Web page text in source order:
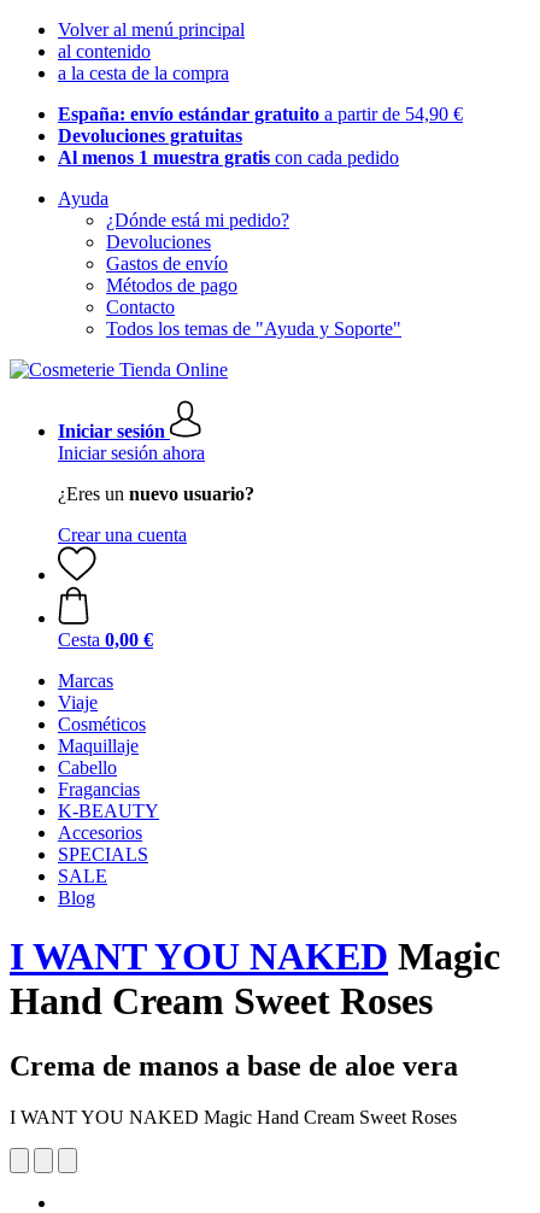
Volver al menú principal
al contenido
a la cesta de la compra
España: envío estándar gratuito a partir de 54,90 €
Devoluciones gratuitas
Al menos 1 muestra gratis con cada pedido
Ayuda
¿Dónde está mi pedido?
Devoluciones
Gastos de envío
Métodos de pago
Contacto
Todos los temas de "Ayuda y Soporte"
Iniciar sesión
Iniciar sesión ahora
¿Eres un nuevo usuario?
Crear una cuenta
Cesta 0,00 €
Marcas
Viaje
Cosméticos
Maquillaje
Cabello
Fragancias
K-BEAUTY
Accesorios
SPECIALS
SALE
Blog
I WANT YOU NAKED Magic
Hand Cream Sweet Roses
Crema de manos a base de aloe vera
I WANT YOU NAKED Magic Hand Cream Sweet Roses